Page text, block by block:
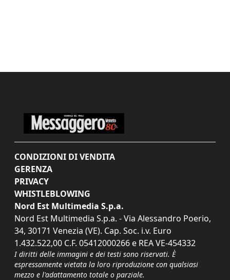
CONDIZIONI DI VENDITA
GERENZA
PRIVACY
WHISTLEBLOWING
Nord Est Multimedia S.p.a.
Nord Est Multimedia S.p.a. - Via Alessandro Poerio,
34, 30171 Venezia (VE). Cap. Soc. i.v. Euro
1.432.522,00 C.F. 05412000266 e REA VE-454332
I diritti delle immagini e dei testi sono riservati. È
espressamente vietata la loro riproduzione con qualsiasi
mezzo e l'adattamento totale o parziale.